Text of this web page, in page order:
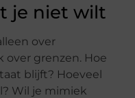
je niet wilt
over
over grenzen. Hoe
blijft? Hoeveel
Wil je mimiek